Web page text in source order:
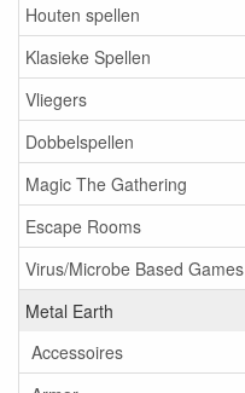
Houten spellen
Klasieke Spellen
Vliegers
Dobbelspellen
Magic The Gathering
Escape Rooms
Virus/Microbe Based Games
Metal Earth
Accessoires